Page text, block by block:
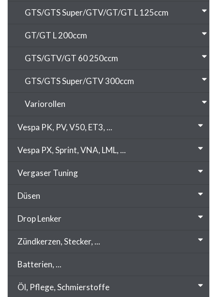
GTS/GTS Super/GTV/GT/GT L 125ccm
GT/GT L 200ccm
GTS/GTV/GT 60 250ccm
GTS/GTS Super/GTV 300ccm
Variorollen
Vespa PK, PV, V50, ET3, ...
Vespa PX, Sprint, VNA, LML, ...
Vergaser Tuning
Düsen
Drop Lenker
Zündkerzen, Stecker, ...
Batterien, ...
Öl, Pflege, Schmierstoffe